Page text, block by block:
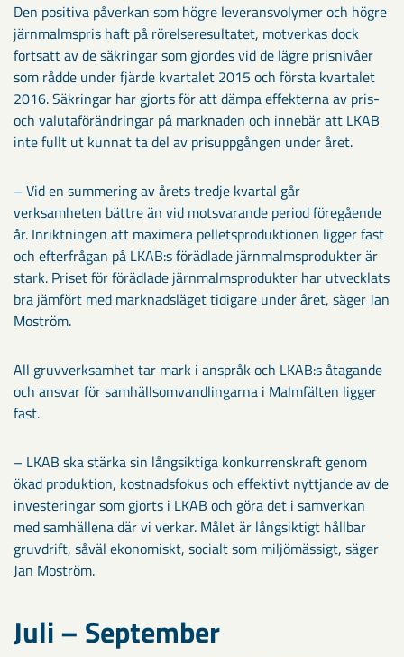
Den positiva påverkan som högre leveransvolymer och högre
järnmalmspris haft på rörelseresultatet, motverkas dock
fortsatt av de säkringar som gjordes vid de lägre prisnivåer
som rådde under fjärde kvartalet 2015 och första kvartalet
2016. Säkringar har gjorts för att dämpa effekterna av pris-
och valutaförändringar på marknaden och innebär att LKAB
inte fullt ut kunnat ta del av prisuppgången under året.
– Vid en summering av årets tredje kvartal går
verksamheten bättre än vid motsvarande period föregående
år. Inriktningen att maximera pelletsproduktionen ligger fast
och efterfrågan på LKAB:s förädlade järnmalmsprodukter är
stark. Priset för förädlade järnmalmsprodukter har utvecklats
bra jämfört med marknadsläget tidigare under året, säger Jan
Moström.
All gruvverksamhet tar mark i anspråk och LKAB:s åtagande
och ansvar för samhällsomvandlingarna i Malmfälten ligger
fast.
– LKAB ska stärka sin långsiktiga konkurrenskraft genom
ökad produktion, kostnadsfokus och effektivt nyttjande av de
investeringar som gjorts i LKAB och göra det i samverkan
med samhällena där vi verkar. Målet är långsiktigt hållbar
gruvdrift, såväl ekonomiskt, socialt som miljömässigt, säger
Jan Moström.
Juli – September